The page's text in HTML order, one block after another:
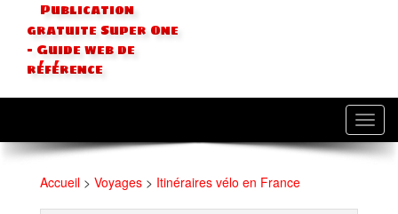
Publication
gratuite Super One
- Guide web de
référence
Accueil > Voyages > Itinéraires vélo en France